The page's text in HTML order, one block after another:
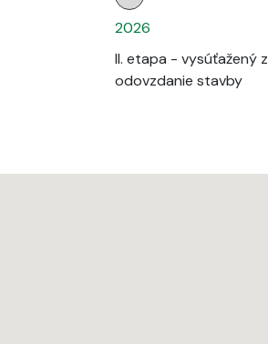
2026
II. etapa - vysúťažený
odovzdanie stavby